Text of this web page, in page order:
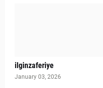
ilginzaferiye
January 03, 2026